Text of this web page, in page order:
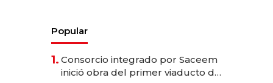
Popular
1. Consorcio integrado por Saceem
inició obra del primer viaducto de